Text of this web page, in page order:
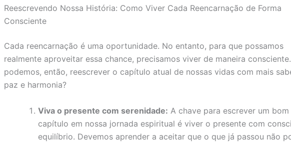
Reescrevendo Nossa História: Como Viver Cada Reencarnação de Forma
Consciente
Cada reencarnação é uma oportunidade. No entanto, para que possamos
realmente aproveitar essa chance, precisamos viver de maneira
podemos, então, reescrever o capítulo atual de nossas vidas com mais
paz e harmonia?
Viva o presente com serenidade: A chave para escrever um bom
capítulo em nossa jornada espiritual é viver o presente com
equilíbrio. Devemos aprender a aceitar que o que já passou não